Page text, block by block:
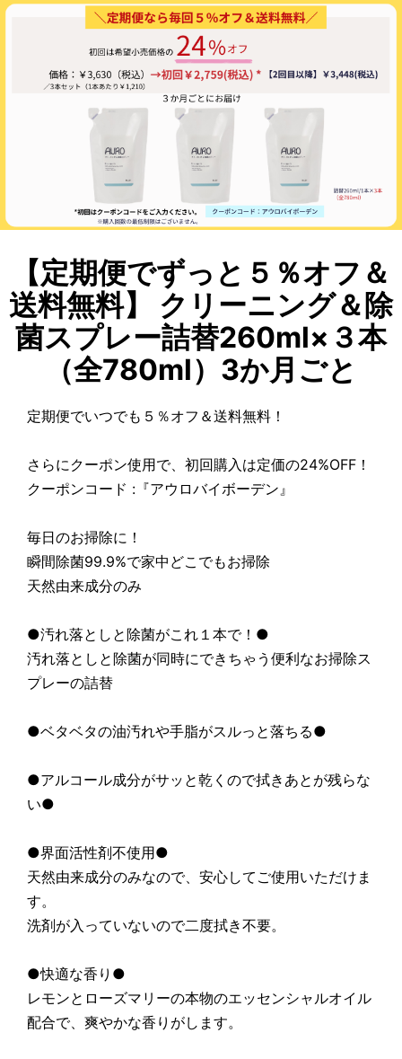
【定期便でずっと５％オフ＆
送料無料】 クリーニング＆除
菌スプレー詰替260ml×３本
（全780ml）3か月ごと
定期便でいつでも５％オフ＆送料無料！
さらにクーポン使用で、初回購入は定価の24%OFF！
クーポンコード :『アウロバイボーデン』
毎日のお掃除に！
瞬間除菌99.9%で家中どこでもお掃除
天然由来成分のみ
●汚れ落としと除菌がこれ１本で！●
汚れ落としと除菌が同時にできちゃう便利なお掃除ス
プレーの詰替
●ベタベタの油汚れや手脂がスルっと落ちる●
●アルコール成分がサッと乾くので拭きあとが残らな
い●
●界面活性剤不使用●
天然由来成分のみなので、安心してご使用いただけま
す。
洗剤が入っていないので二度拭き不要。
●快適な香り●
レモンとローズマリーの本物のエッセンシャルオイル
配合で、爽やかな香りがします。